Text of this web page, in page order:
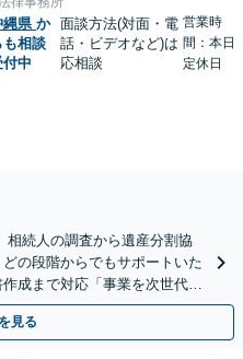
縄県 か
も相談
付中
面談方法(対面・電
話・ビデオなど)は
応相談
営業時
間：本日
定休日
相続人の調査から遺産分割協
の段階からでもサポートいた
成まで対応「事業を次世代に
完全個室相談】
見る